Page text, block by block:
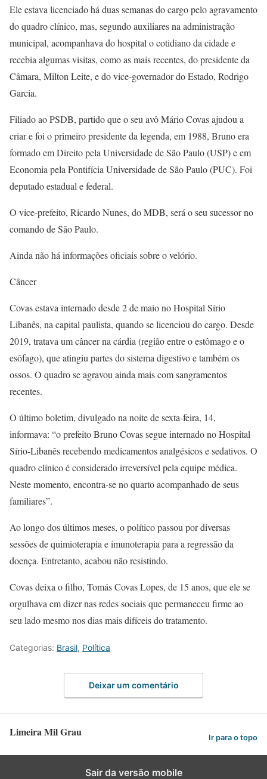
Ele estava licenciado há duas semanas do cargo pelo agravamento
do quadro clínico, mas, segundo auxiliares na administração
municipal, acompanhava do hospital o cotidiano da cidade e
recebia algumas visitas, como as mais recentes, do presidente da
Câmara, Milton Leite, e do vice-governador do Estado, Rodrigo
Garcia.
Filiado ao PSDB, partido que o seu avô Mário Covas ajudou a
criar e foi o primeiro presidente da legenda, em 1988, Bruno era
formado em Direito pela Universidade de São Paulo (USP) e em
Economia pela Pontifícia Universidade de São Paulo (PUC). Foi
deputado estadual e federal.
O vice-prefeito, Ricardo Nunes, do MDB, será o seu sucessor no
comando de São Paulo.
Ainda não há informações oficiais sobre o velório.
Câncer
Covas estava internado desde 2 de maio no Hospital Sírio
Libanês, na capital paulista, quando se licenciou do cargo. Desde
2019, tratava um câncer na cárdia (região entre o estômago e o
esôfago), que atingiu partes do sistema digestivo e também os
ossos. O quadro se agravou ainda mais com sangramentos
recentes.
O último boletim, divulgado na noite de sexta-feira, 14,
informava: “o prefeito Bruno Covas segue internado no Hospital
Sírio-Libanês recebendo medicamentos analgésicos e sedativos. O
quadro clínico é considerado irreversível pela equipe médica.
Neste momento, encontra-se no quarto acompanhado de seus
familiares”.
Ao longo dos últimos meses, o político passou por diversas
sessões de quimioterapia e imunoterapia para a regressão da
doença. Entretanto, acabou não resistindo.
Covas deixa o filho, Tomás Covas Lopes, de 15 anos, que ele se
orgulhava em dizer nas redes sociais que permaneceu firme ao
seu lado mesmo nos dias mais difíceis do tratamento.
Categorias: Brasil, Política
Deixar um comentário
Limeira Mil Grau Ir para o topo
Sair da versão mobile